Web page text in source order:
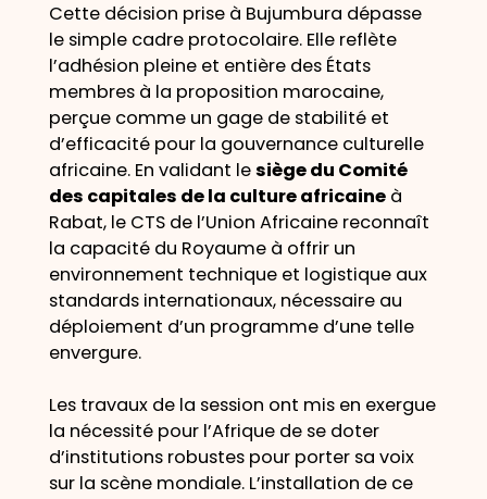
Cette décision prise à Bujumbura dépasse
le simple cadre protocolaire. Elle reflète
l’adhésion pleine et entière des États
membres à la proposition marocaine,
perçue comme un gage de stabilité et
d’efficacité pour la gouvernance culturelle
africaine. En validant lesiège du Comité
des capitales de la culture africaineà
Rabat, le CTS de l’Union Africaine reconnaît
la capacité du Royaume à offrir un
environnement technique et logistique aux
standards internationaux, nécessaire au
déploiement d’un programme d’une telle
envergure.
Les travaux de la session ont mis en exergue
la nécessité pour l’Afrique de se doter
d’institutions robustes pour porter sa voix
sur la scène mondiale. L’installation de ce